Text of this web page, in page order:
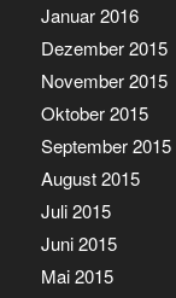
Januar 2016
Dezember 2015
November 2015
Oktober 2015
September 2015
August 2015
Juli 2015
Juni 2015
Mai 2015